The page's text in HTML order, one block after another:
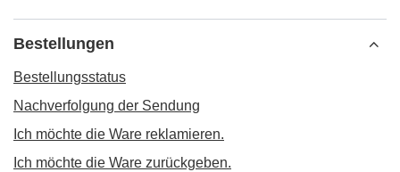
Bestellungen
Bestellungsstatus
Nachverfolgung der Sendung
Ich möchte die Ware reklamieren.
Ich möchte die Ware zurückgeben.